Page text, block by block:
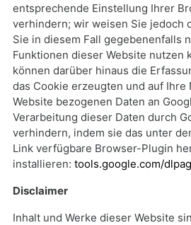
entsprechende Einstellung Ihrer
verhindern; wir weisen Sie jedoch
Sie in diesem Fall gegebenenfalls
Funktionen dieser Website nutzen
können darüber hinaus die
das Cookie erzeugten und auf Ihre
Website bezogenen Daten an
Verarbeitung dieser Daten durch
verhindern, indem sie das unter
Link verfügbare Browser-Plugin
installieren: tools.google.com/
Disclaimer
Inhalt und Werke dieser Website